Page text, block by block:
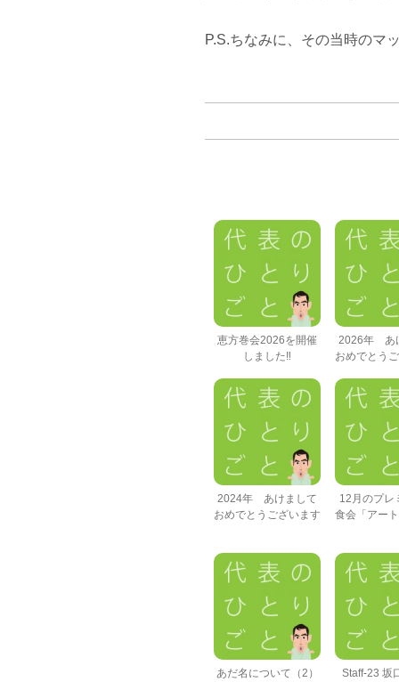
P.S.ちなみに、その当時のマ
恵方巻会2026を開催
しました‼
2026年 あ
おめでとう
2024年 あけまして
おめでとうございます
12月のプレ
食会「アー
あだ名について（2） Staff-23 坂